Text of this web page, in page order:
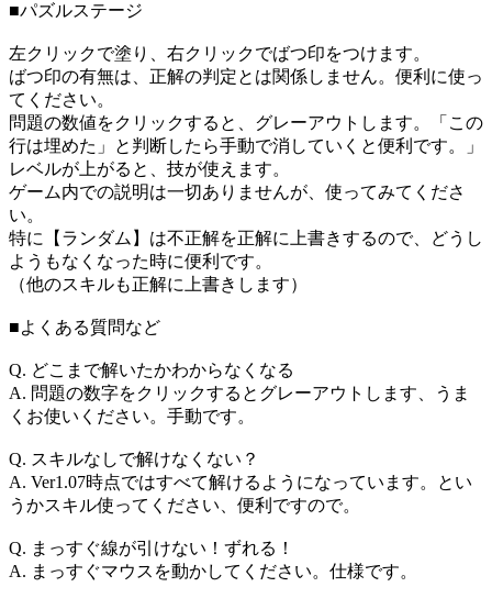
■パズルステージ
左クリックで塗り、右クリックでばつ印をつけます。
ばつ印の有無は、正解の判定とは関係しません。便利に使っ
てください。
問題の数値をクリックすると、グレーアウトします。「この
行は埋めた」と判断したら手動で消していくと便利です。」
レベルが上がると、技が使えます。
ゲーム内での説明は一切ありませんが、使ってみてくださ
い。
特に【ランダム】は不正解を正解に上書きするので、どうし
ようもなくなった時に便利です。
（他のスキルも正解に上書きします）
■よくある質問など
Q. どこまで解いたかわからなくなる
A. 問題の数字をクリックするとグレーアウトします、うま
くお使いください。手動です。
Q. スキルなしで解けなくない？
A. Ver1.07時点ではすべて解けるようになっています。とい
うかスキル使ってください、便利ですので。
Q. まっすぐ線が引けない！ずれる！
A. まっすぐマウスを動かしてください。仕様です。